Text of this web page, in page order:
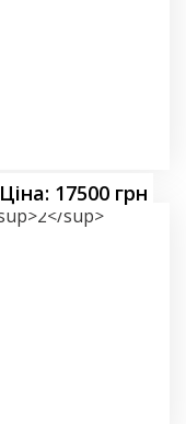
Ціна: 17500 грн